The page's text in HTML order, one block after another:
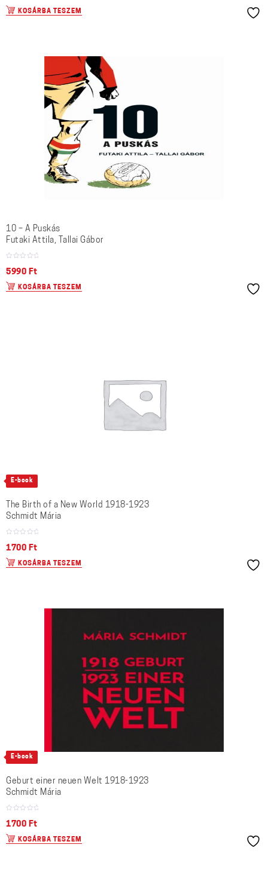
KOSÁRBA TESZEM
10 – A Puskás
Futaki Attila, Tallai Gábor
5990 Ft
KOSÁRBA TESZEM
E-book
The Birth of a New World 1918-1923
Schmidt Mária
1700 Ft
KOSÁRBA TESZEM
E-book
Geburt einer neuen Welt 1918-1923
Schmidt Mária
1700 Ft
KOSÁRBA TESZEM